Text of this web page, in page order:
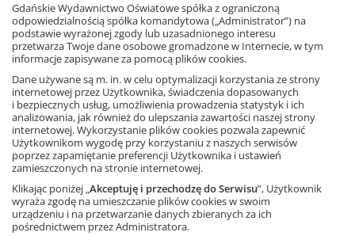
egz. Dodaj do koszyka
Przejdź do wersji drukowanej
Lekcje powtórzeniowew formie konkursu? To dobry i
sprawdzony pomysł. Teraz na dodatek łatwy w realizacji
dzięki tej książce, w której znajduje się kilkaset zadań
gotowych do wydrukowania i pocięcia na karteczki do
losowania.
A kto nie lubi konkursów, może wykorzystać te same zadania
na kartkówkach lub do odpowiedzi ustnych.
Zawartość książki została dopasowana do treści nowego
podręcznika seriiMatematyka z plusem
Ta strona używa plików cookies.
Akceptuję
Dowiedz się więcej
Gdańskie Wydawnictwo Oświatowe spółka z ograniczoną
odpowiedzialnością spółka komandytowa („Administrator”) na
podstawie wyrażonej zgody lub uzasadnionego interesu
przetwarza Twoje dane osobowe gromadzone w Internecie, w tym
informacje zapisywane za pomocą plików cookies.
Dane używane są m. in. w celu optymalizacji korzystania ze strony
internetowej przez Użytkownika, świadczenia dopasowanych
i bezpiecznych usług, umożliwienia prowadzenia statystyk i ich
analizowania, jak również do ulepszania zawartości naszej strony
internetowej. Wykorzystanie plików cookies pozwala zapewnić
Użytkownikom wygodę przy korzystaniu z naszych serwisów
poprzez zapamiętanie preferencji Użytkownika i ustawień
zamieszczonych na stronie internetowej.
Klikając poniżej „Akceptuję i przechodzę do Serwisu”, Użytkownik
wyraża zgodę na umieszczanie plików cookies w swoim
urządzeniu i na przetwarzanie danych zbieranych za ich
pośrednictwem przez Administratora.